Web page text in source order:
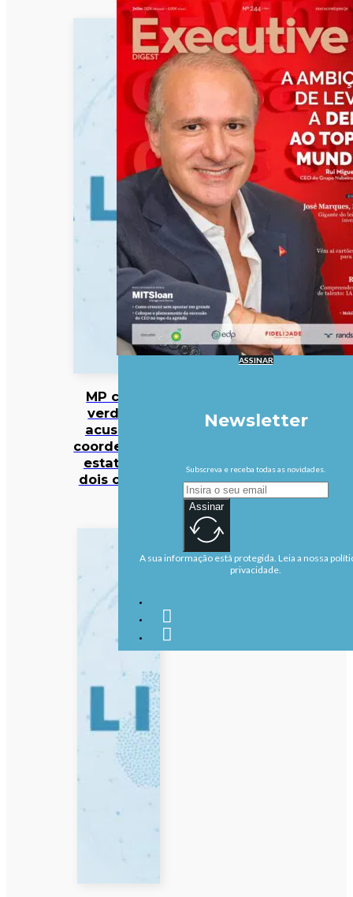
MP cabo-
verdiano
acusa ex-
coordenador
estatal de
dois crimes
ASSINAR
Newsletter
Subscreva e receba todas as novidades.
Assinar
A sua informação está protegida. Leia a nossa
privacidade.